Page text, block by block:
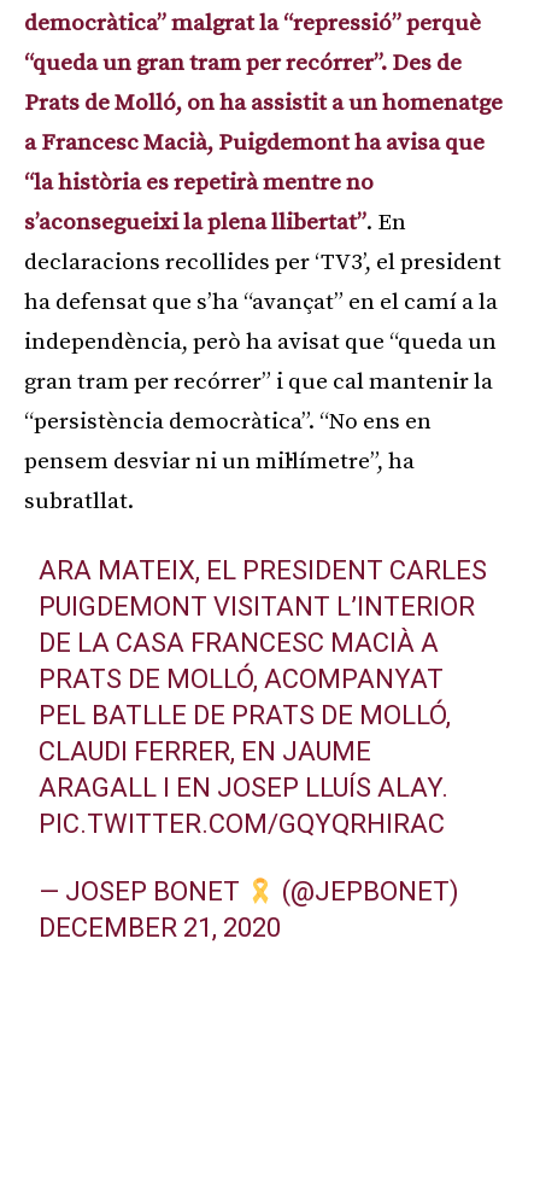
democràtica” malgrat la “repressió” perquè
“queda un gran tram per recórrer”. Des de
Prats de Molló, on ha assistit a un homenatge
a Francesc Macià, Puigdemont ha avisa que
“la història es repetirà mentre no
s’aconsegueixi la plena llibertat”. En
declaracions recollides per ‘TV3’, el president
ha defensat que s’ha “avançat” en el camí a la
independència, però ha avisat que “queda un
gran tram per recórrer” i que cal mantenir la
“persistència democràtica”. “No ens en
pensem desviar ni un mil·límetre”, ha
subratllat.
ARA MATEIX, EL PRESIDENT CARLES
PUIGDEMONT VISITANT L’INTERIOR
DE LA CASA FRANCESC MACIÀ A
PRATS DE MOLLÓ, ACOMPANYAT
PEL BATLLE DE PRATS DE MOLLÓ,
CLAUDI FERRER, EN JAUME
ARAGALL I EN JOSEP LLUÍS ALAY.
PIC.TWITTER.COM/GQYQRHIRAC
— JOSEP BONET
(@JEPBONET)
DECEMBER 21, 2020